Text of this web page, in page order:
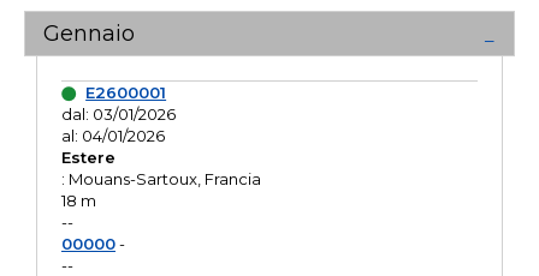
Gennaio
E2600001
dal: 03/01/2026
al: 04/01/2026
Estere
: Mouans-Sartoux, Francia
18 m
--
00000-
--